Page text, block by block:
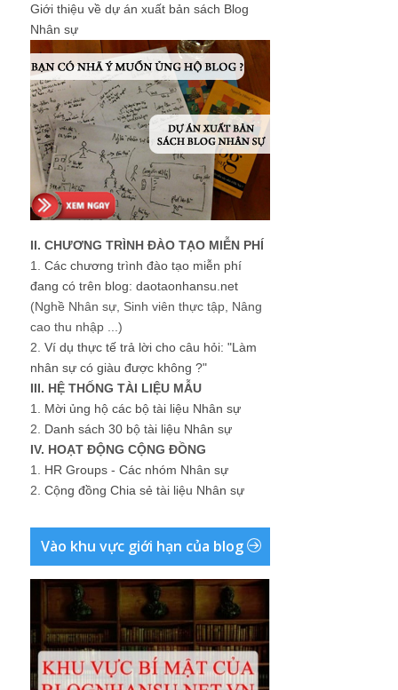
Giới thiệu về dự án xuất bản sách Blog
Nhân sự
II. CHƯƠNG TRÌNH ĐÀO TẠO MIỄN PHÍ
1. Các chương trình đào tạo miễn phí
đang có trên blog: daotaonhansu.net
(Nghề Nhân sự, Sinh viên thực tập, Nâng
cao thu nhập ...)
2. Ví dụ thực tế trả lời cho câu hỏi: "Làm
nhân sự có giàu được không ?"
III. HỆ THỐNG TÀI LIỆU MẪU
1. Mời ủng hộ các bộ tài liệu Nhân sự
2. Danh sách 30 bộ tài liệu Nhân sự
IV. HOẠT ĐỘNG CỘNG ĐỒNG
1. HR Groups - Các nhóm Nhân sự
2. Cộng đồng Chia sẻ tài liệu Nhân sự
Vào khu vực giới hạn của blog